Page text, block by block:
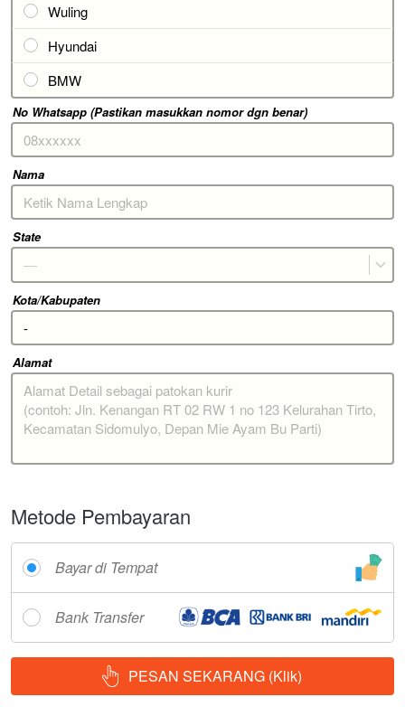
Wuling
Hyundai
BMW
No Whatsapp (Pastikan masukkan nomor dgn benar)
Nama
State
—
Kota/Kabupaten
Alamat
Metode Pembayaran
Bayar di Tempat
Bank Transfer
` PESAN SEKARANG (Klik)